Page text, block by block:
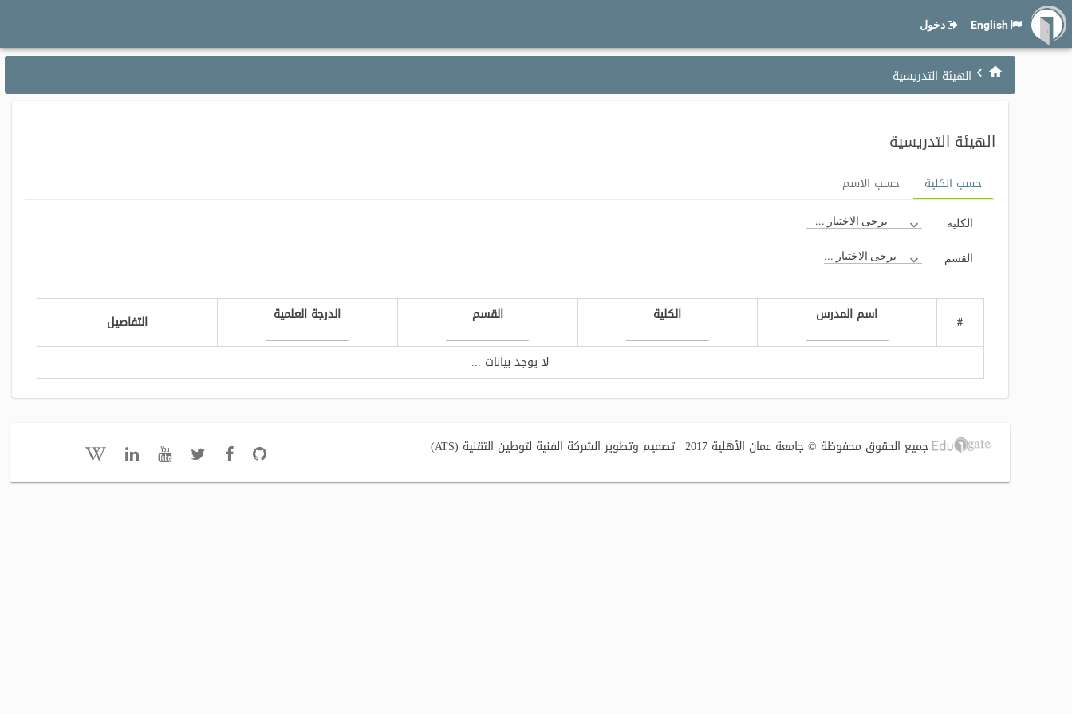
دخول
الهيئة التدريسية
الهيئة التدريسية
حسب الكلية حسب الاسم
الكلية يرجى الاختيار ...
القسم يرجى الاختيار ...
# اسم المدرس الكلية القسم الدرجة العلمية
التفاصيل
لا يوجد بيانات ...
جميع الحقوق محفوظة © جامعة عمان الأهلية 2017 | تصميم وتطوير الشركة الفنية لتوطين التقنية (ATS)